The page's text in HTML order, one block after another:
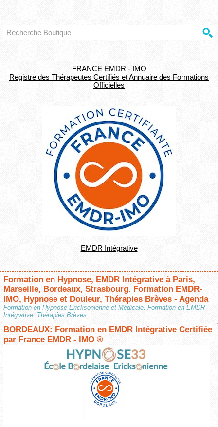
FRANCE EMDR - IMO
Registre des Thérapeutes Certifiés et Annuaire des Formations
Officielles
EMDR Intégrative
Formation en Hypnose, EMDR Intégrative à Paris,
Marseille, Bordeaux, Strasbourg. Formation EMDR-
IMO, Hypnose et Douleur, Thérapies Brèves - Agenda
Formation en Hypnose Ericksonienne et Médicale. Formation en EMDR
Intégrative, Thérapies Brèves.
BORDEAUX: Formation en EMDR Intégrative Certifiée
par France EMDR - IMO ®